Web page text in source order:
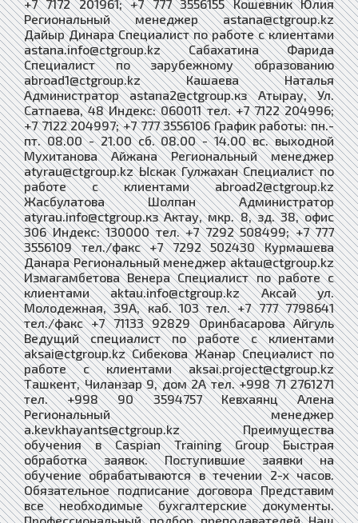
+7 7172 201961; +7 777 3556155 Кошевник Юлия
Региональный менеджер astana@ctgroup.kz
Дайыр Динара Специалист по работе с клиентами
astana.info@ctgroup.kz Сабахатина Фарида
Специалист по зарубежному образованию
abroad1@ctgroup.kz Кашаева Наталья
Администратор astana2@ctgroup.кз Атырау, Ул.
Сатпаева, 48 Индекс: 060011 тел. +7 7122 204996;
+7 7122 204997; +7 777 3556106 График работы: пн.-
пт. 08.00 - 21.00 сб. 08.00 - 14.00 вс. выходной
Мухитанова Айжана Региональный менеджер
atyrau@ctgroup.kz Ыскак Гулжахан Специалист по
работе с клиентами abroad2@ctgroup.kz
Жасбулатова Шолпан Администратор
atyrau.info@ctgroup.кз Актау, мкр. 8, зд. 38, офис
306 Индекс: 130000 тел. +7 7292 508499; +7 777
3556109 тел./факс +7 7292 502430 Курмашева
Данара Региональный менеджер aktau@ctgroup.kz
Измагамбетова Венера Специалист по работе с
клиентами aktau.info@ctgroup.kz Аксай ул.
Молодежная, 39А, каб. 103 тел. +7 777 7798641
тел./факс +7 71133 92829 Оринбасарова Айгуль
Ведущий специалист по работе с клиентами
aksai@ctgroup.kz Сибекова Жанар Специалист по
работе с клиентами aksai.project@ctgroup.kz
Ташкент, Чиланзар 9, дом 2А тел. +998 71 2761271
тел. +998 90 3594757 Кевхаянц Алена
Региональный менеджер
a.kevkhayants@ctgroup.kz Преимущества
обучения в Caspian Training Group Быстрая
обработка заявок. Поступившие заявки на
обучение обрабатываются в течении 2-х часов.
Обязательное подписание договора Представим
все необходимые бухгалтерские документы.